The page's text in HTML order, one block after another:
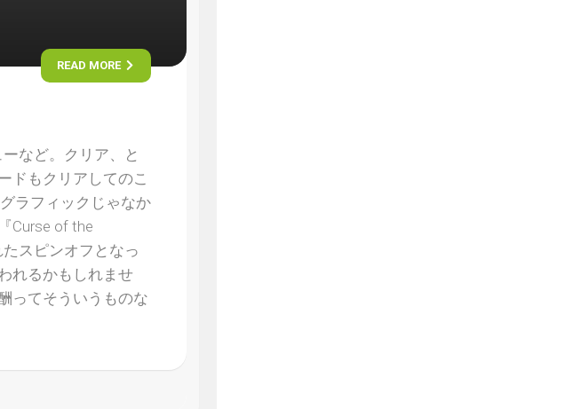
READ MORE
など。クリア、と
ドもクリアしてのこ
ラフィックじゃなか
Curse of the
スピンオフとなっ
れるかもしれませ
ってそういうものな